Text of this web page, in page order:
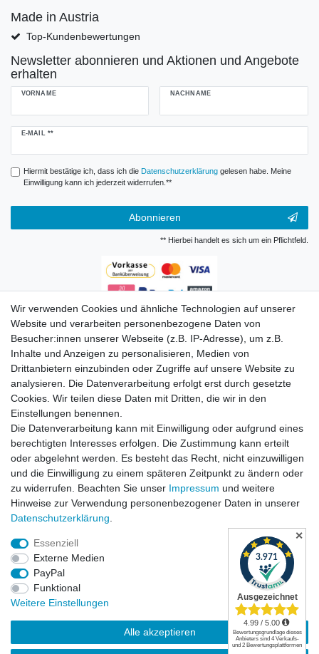
Made in Austria
Top-Kundenbewertungen
Newsletter abonnieren und Aktionen und Angebote
erhalten
VORNAME NACHNAME
E-MAIL **
Newsletter
Hiermit bestätige ich, dass ich die Daten­schutz­erklärunggelesen habe. Meine
Einwilligung kann ich jederzeit widerrufen.**
Abonnieren
** Hierbei handelt es sich um ein Pflichtfeld.
Zahlungsarten
Versandkosten
Widerrufsrecht Impressum|
Kontakt
Wir verwenden Cookies und ähnliche Technologien auf unserer
Website und verarbeiten personenbezogene Daten von
Besucher:innen unserer Webseite (z.B. IP-Adresse), um z.B.
Inhalte und Anzeigen zu personalisieren, Medien von
Drittanbietern einzubinden oder Zugriffe auf unsere Website zu
analysieren. Die Datenverarbeitung erfolgt erst durch gesetzte
Cookies. Wir teilen diese Daten mit Dritten, die wir in den
Einstellungen benennen.
Die Datenverarbeitung kann mit Einwilligung oder aufgrund eines
berechtigten Interesses erfolgen. Die Zustimmung kann erteilt
oder abgelehnt werden. Es besteht das Recht, nicht einzuwilligen
und die Einwilligung zu einem späteren Zeitpunkt zu ändern oder
zu widerrufen. Beachten Sie unser Impressum und weitere
Hinweise zur Verwendung personenbezogener Daten in unserer
Daten­schutz­erklärung
Essenziell
Externe Medien
PayPal
Funktional
Weitere Einstellungen
Alle akzeptieren
✕